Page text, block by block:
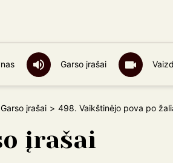
Garso įrašai
Garso įrašai 498. Vaikštinėjo pova po
įrašai
lelimo
povelэ
povytė
pova iš šilko lizdelį
pova žaliojan girelan